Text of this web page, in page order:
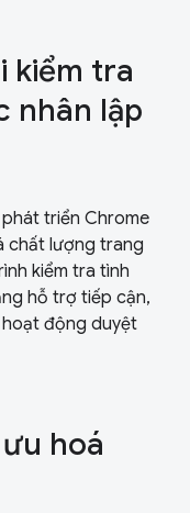
kiểm tra
nhân lập
triển Chrome
chất lượng trang
kiểm tra tình
hỗ trợ tiếp cận,
hoạt động duyệt
hoá